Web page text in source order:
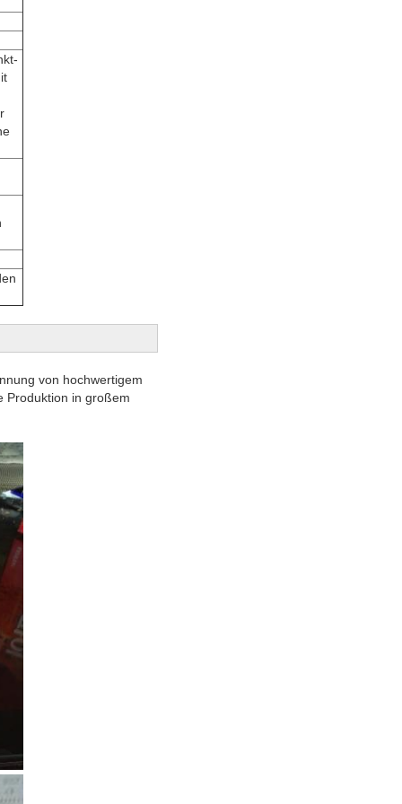
von hochwertigem
Produktion in großem